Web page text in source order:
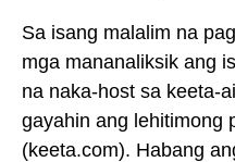
Sa isang malalim na
mga mananaliksik ang
na naka-host sa keeta-
gayahin ang lehitimong
(keeta.com). Habang